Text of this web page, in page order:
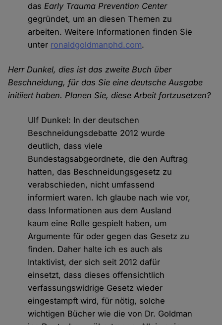
dasEarly Trauma Prevention Center
gegründet, um an diesen Themen zu
arbeiten. Weitere Informationen finden Sie
unter ronaldgoldmanphd.com.
Herr Dunkel, dies ist das zweite Buch über
Beschneidung, für das Sie eine deutsche Ausgabe
initiiert haben. Planen Sie, diese Arbeit fortzusetzen?
Ulf Dunkel: In der deutschen
Beschneidungsdebatte 2012 wurde
deutlich, dass viele
Bundestagsabgeordnete, die den Auftrag
hatten, das Beschneidungsgesetz zu
verabschieden, nicht umfassend
informiert waren. Ich glaube nach wie vor,
dass Informationen aus dem Ausland
kaum eine Rolle gespielt haben, um
Argumente für oder gegen das Gesetz zu
finden. Daher halte ich es auch als
Intaktivist, der sich seit 2012 dafür
einsetzt, dass dieses offensichtlich
verfassungswidrige Gesetz wieder
eingestampft wird, für nötig, solche
wichtigen Bücher wie die von Dr. Goldman